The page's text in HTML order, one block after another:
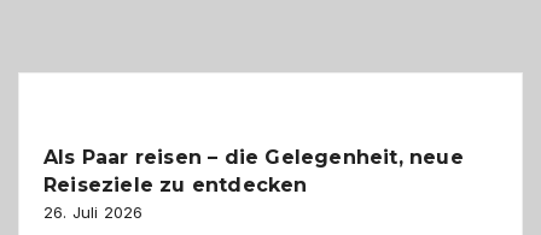
Als Paar reisen – die Gelegenheit, neue
Reiseziele zu entdecken
26. Juli 2026